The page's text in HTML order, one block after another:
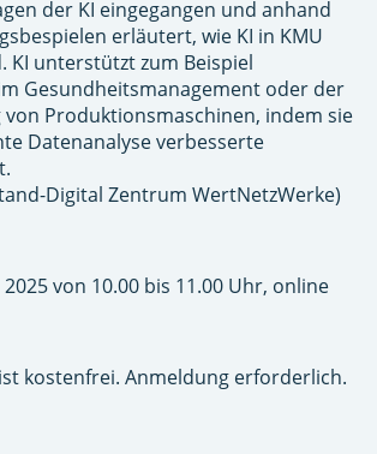
der KI eingegangen und anhand
erläutert, wie KI in KMU
KI unterstützt zum Beispiel
Gesundheitsmanagement oder der
Produktionsmaschinen, indem sie
Datenanalyse verbesserte
Digital Zentrum WertNetzWerke)
von 10.00 bis 11.00 Uhr, online
kostenfrei. Anmeldung erforderlich.